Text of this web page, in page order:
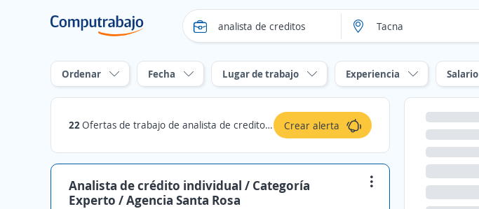
Ordenar Fecha Lugar de trabajo Experiencia Salario
22Ofertas de trabajo de analista de creditos en Tacna Crear alerta
Analista de crédito individual / Categoría
Experto / Agencia Santa Rosa